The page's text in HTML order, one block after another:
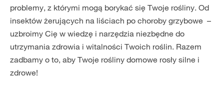
problemy, z którymi mogą borykać się Twoje rośliny. Od
insektów żerujących na liściach po choroby grzybowe –
uzbroimy Cię w wiedzę i narzędzia niezbędne do
utrzymania zdrowia i witalności Twoich roślin. Razem
zadbamy o to, aby Twoje rośliny domowe rosły silne i
zdrowe!